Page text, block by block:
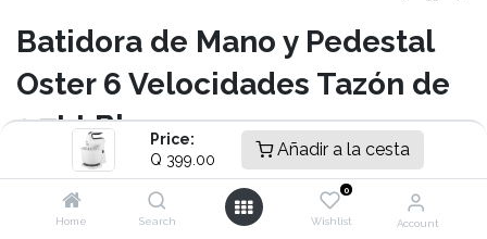
Price:
Q 399.00 Añadir a la cesta
Home Search
0
Wishlist Account
Batidora de Mano y Pedestal
Oster 6 Velocidades Tazón de
3.7Lt Blanco
- 6 velocidades
- Exclusivo movimiento giratorio que permite mover la
batidora de lado a lado